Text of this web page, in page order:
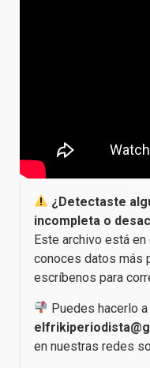
¿Detectaste
incompleta o
Este archivo está
conoces datos más
escríbenos para
Puedes hacerlo a
en nuestras redes